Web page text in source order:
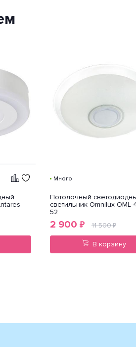
оболочки
от попадания внутрь
Много
Потолочный
светильник Omnilux
52
2 900 ₽ 11 500₽
В корзину